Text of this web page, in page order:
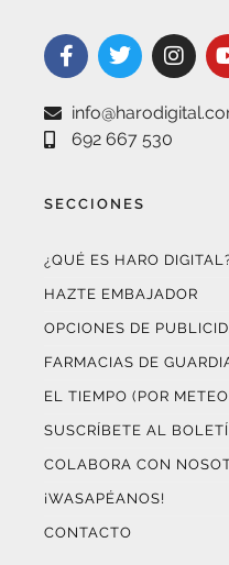
692 667 530
SECCIONES
¿QUÉ ES HARO
HAZTE EMBAJADOR
OPCIONES DE
FARMACIAS DE
EL TIEMPO (POR
SUSCRÍBETE AL
COLABORA CON
¡WASAPÉANOS!
CONTACTO